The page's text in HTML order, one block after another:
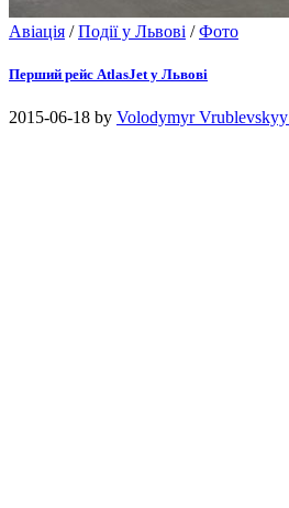
Авіація /Події у Львові /Фото
Перший рейс AtlasJet у Львові
2015-06-18 by Volodymyr Vrublevskyy